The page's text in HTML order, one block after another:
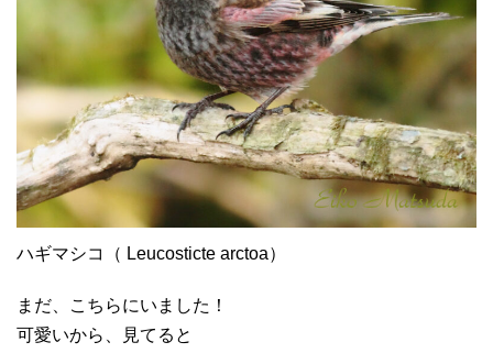
ハギマシコ（ Leucosticte arctoa）
まだ、こちらにいました！
可愛いから、見てると